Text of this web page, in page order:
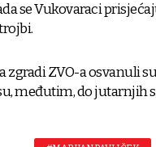
se Vukovaraci
zgradi ZVO-a osvanuli
međutim, do jutarnjih